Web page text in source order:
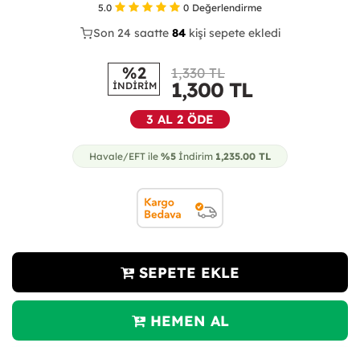
5.0 0 Değerlendirme
40
Son 24 saatte 86kişi sepete ekledi
21
%2
İNDİRİM
1,330 TL
1,300 TL
3 AL 2 ÖDE
Havale/EFT ile %5 İndirim 1,235.00 TL
SEPETE EKLE
HEMEN AL